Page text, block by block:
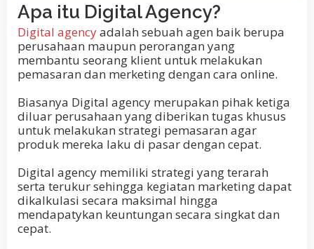
Apa itu Digital Agency?
Digital agencyadalah sebuah agen baik berupa
perusahaan maupun perorangan yang
membantu seorang klient untuk melakukan
pemasaran dan merketing dengan cara online.
Biasanya Digital agency merupakan pihak ketiga
diluar perusahaan yang diberikan tugas khusus
untuk melakukan strategi pemasaran agar
produk mereka laku di pasar dengan cepat.
Digital agency memiliki strategi yang terarah
serta terukur sehingga kegiatan marketing dapat
dikalkulasi secara maksimal hingga
mendapatykan keuntungan secara singkat dan
cepat.